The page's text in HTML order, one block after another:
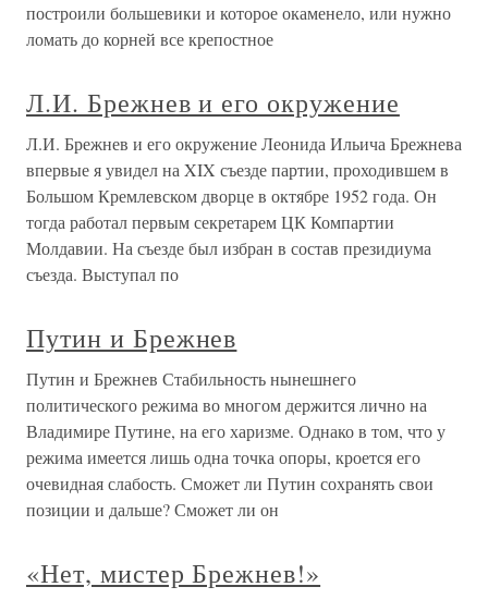
построили большевики и которое окаменело, или нужно
ломать до корней все крепостное
Л.И. Брежнев и его окружение
Л.И. Брежнев и его окружение Леонида Ильича Брежнева
впервые я увидел на XIX съезде партии, проходившем в
Большом Кремлевском дворце в октябре 1952 года. Он
тогда работал первым секретарем ЦК Компартии
Молдавии. На съезде был избран в состав президиума
съезда. Выступал по
Путин и Брежнев
Путин и Брежнев Стабильность нынешнего
политического режима во многом держится лично на
Владимире Путине, на его харизме. Однако в том, что у
режима имеется лишь одна точка опоры, кроется его
очевидная слабость. Сможет ли Путин сохранять свои
позиции и дальше? Сможет ли он
«Нет, мистер Брежнев!»